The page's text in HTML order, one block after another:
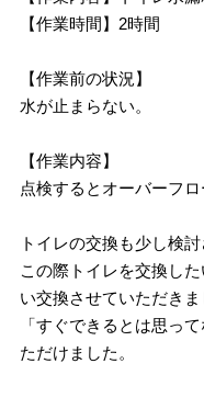
【作業時間】2時間
【作業前の状況】
水が止まらない。
【作業内容】
点検するとオーバーフ
トイレの交換も少し検
この際トイレを交換し
い交換させていただきま
「すぐできるとは思っ
ただけました。